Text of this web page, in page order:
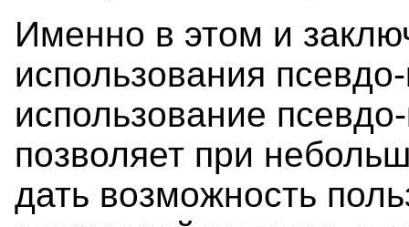
Именно в этом и
использования
использование
позволяет при
дать возможность